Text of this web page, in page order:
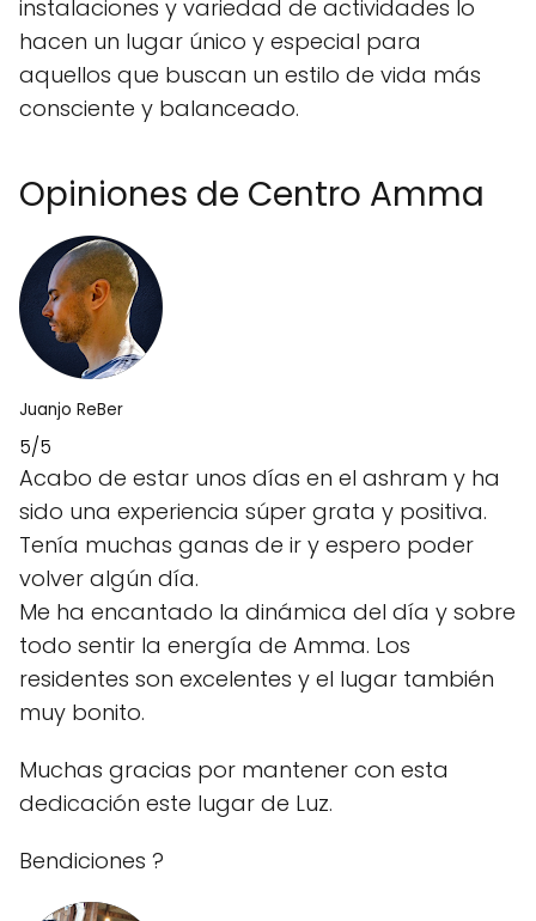
instalaciones y variedad de actividades lo
hacen un lugar único y especial para
aquellos que buscan un estilo de vida más
consciente y balanceado.
Opiniones de Centro Amma
Juanjo ReBer
5/5
Acabo de estar unos días en el ashram y ha
sido una experiencia súper grata y positiva.
Tenía muchas ganas de ir y espero poder
volver algún día.
Me ha encantado la dinámica del día y sobre
todo sentir la energía de Amma. Los
residentes son excelentes y el lugar también
muy bonito.
Muchas gracias por mantener con esta
dedicación este lugar de Luz.
Bendiciones ?